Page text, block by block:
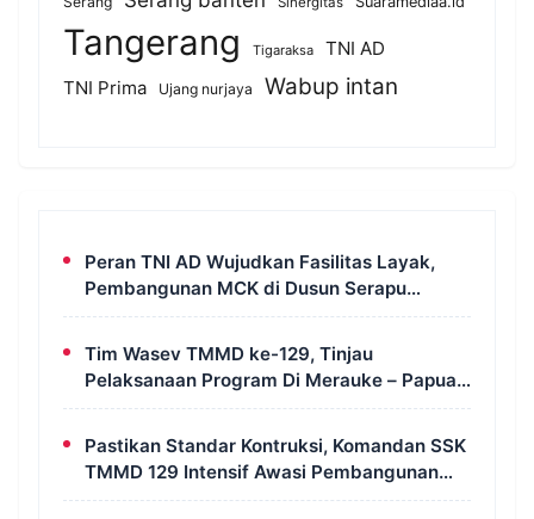
Tangerang Tigaraksa
TNI AD
TNI Prima
Ujang nurjaya Wabup intan
Peran TNI AD Wujudkan Fasilitas Layak,
Pembangunan MCK di Dusun Serapu
Rampung Dikerjakan
Tim Wasev TMMD ke-129, Tinjau
Pelaksanaan Program Di Merauke – Papua
Selatan
Pastikan Standar Kontruksi, Komandan SSK
TMMD 129 Intensif Awasi Pembangunan
MCK di Wanam